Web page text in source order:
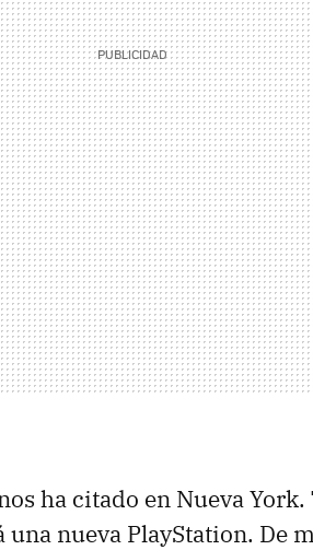
ha citado en Nueva
una nueva PlayStation. De